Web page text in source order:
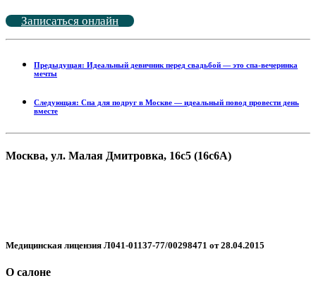
Записаться онлайн
Предыдущая: Идеальный девичник перед свадьбой — это спа-вечеринка
мечты
Следующая: Спа для подруг в Москве — идеальный повод провести день
вместе
Москва, ул. Малая Дмитровка, 16с5 (16с6А)
Медицинская лицензия Л041-01137-77/00298471 от 28.04.2015
О салоне